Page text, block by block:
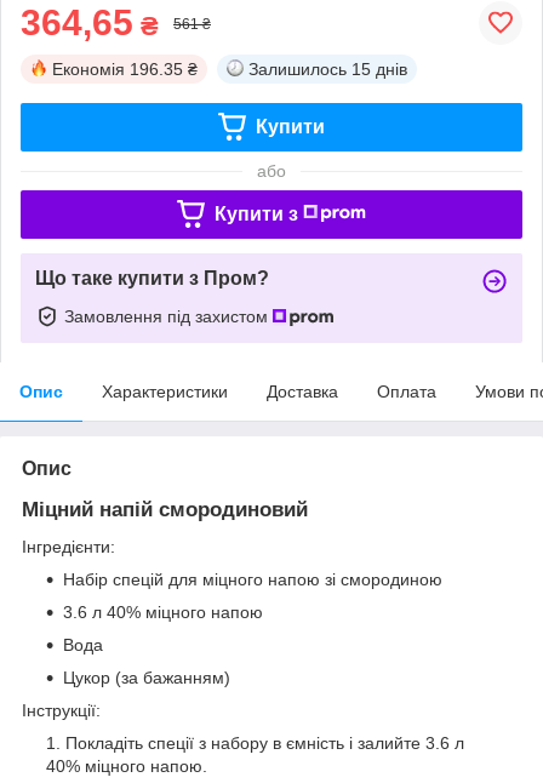
364,65 ₴ 561 ₴
Економія 196.35 ₴ Залишилось 15 днів
Купити
або
Купити з
Що таке купити з Пром?
Замовлення під захистом
Опис Характеристики Доставка Оплата Умови
Опис
Міцний напій смородиновий
Інгредієнти:
Набір спецій для міцного напою зі смородиною
3.6 л 40% міцного напою
Вода
Цукор (за бажанням)
Інструкції:
Покладіть спеції з набору в ємність і залийте 3.6 л
40% міцного напою.